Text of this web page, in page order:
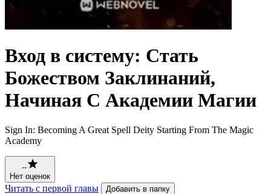
Вход в систему: Стать
Божеством Заклинаний,
Начиная С Академии Магии
Sign In: Becoming A Great Spell Deity Starting From The Magic
Academy
--
Нет оценок
Читать с первой главы Добавить в папку